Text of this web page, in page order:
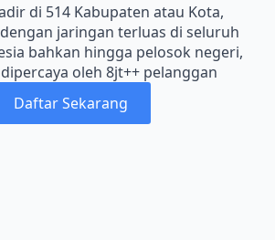
di 514 Kabupaten atau Kota,
jaringan terluas di seluruh
bahkan hingga pelosok negeri,
oleh 8jt++ pelanggan
Daftar Sekarang